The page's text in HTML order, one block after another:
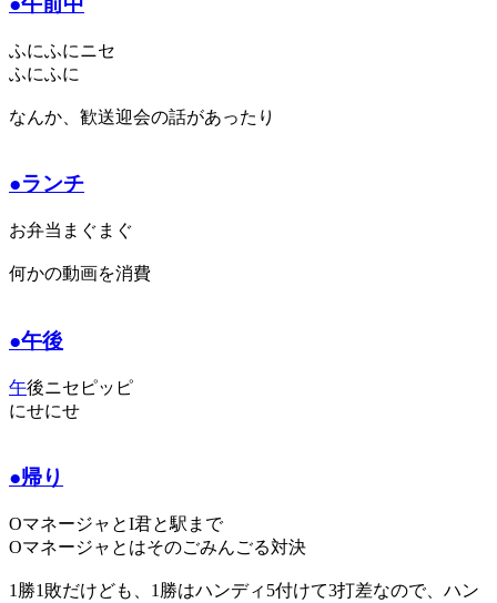
ふにふにニセ
ふにふに
なんか、歓送迎会の話があったり
●ランチ
お弁当まぐまぐ
何かの動画を消費
●午後
午後ニセピッピ
にせにせ
●帰り
OマネージャとI君と駅まで
Oマネージャとはそのごみんごる対決
1勝1敗だけども、1勝はハンディ5付けて3打差なので、ハン